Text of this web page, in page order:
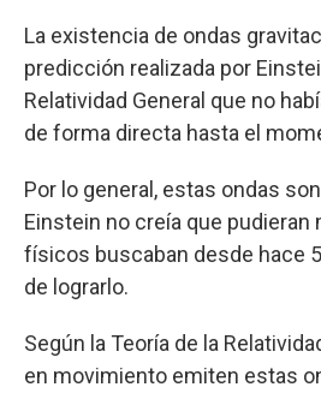
La existencia de ondas
predicción realizada por
Relatividad General que no
de forma directa hasta el
Por lo general, estas ondas
Einstein no creía que pudieran
físicos buscaban desde hace
de lograrlo.
Según la Teoría de la
en movimiento emiten estas